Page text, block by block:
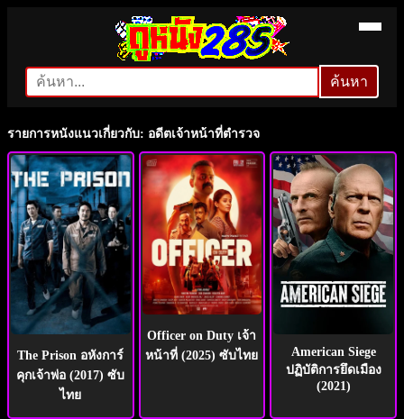
ค้นหา
ค้นหา
รายการหนังแนวเกี่ยวกับ: อดีตเจ้าหน้าที่ตำรวจ
The Prison อหังการ์
คุกเจ้าพ่อ (2017) ซับ
ไทย
Officer on Duty เจ้า
หน้าที่ (2025) ซับไทย
American Siege
ปฏิบัติการยึดเมือง
(2021)